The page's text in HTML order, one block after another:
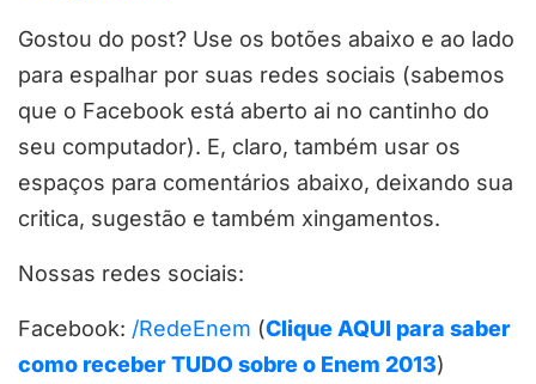
Gostou do post? Use os botões abaixo e ao lado
para espalhar por suas redes sociais (sabemos
que o Facebook está aberto ai no cantinho do
seu computador). E, claro, também usar os
espaços para comentários abaixo, deixando sua
critica, sugestão e também xingamentos.
Nossas redes sociais:
Facebook: /RedeEnem (Clique AQUI para saber
como receber TUDO sobre o Enem 2013)